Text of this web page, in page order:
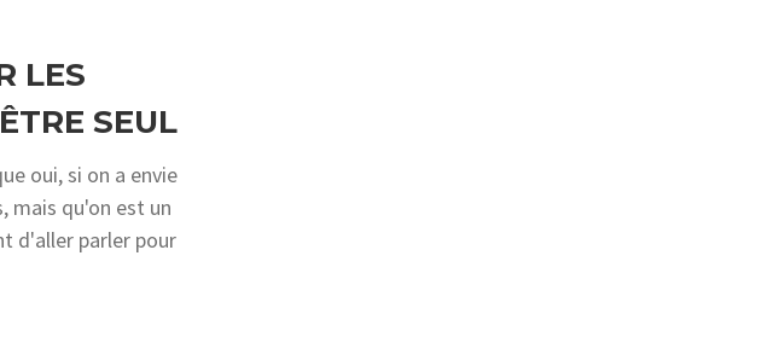
LES
SEUL
oui, si on a envie
mais qu'on est un
d'aller parler pour